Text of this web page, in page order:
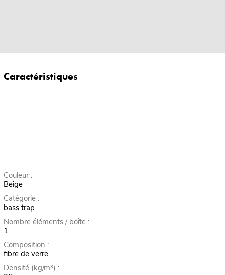
Caractéristiques
Couleur :
Beige
Catégorie :
bass trap
Nombre éléments / boîte :
1
Composition :
fibre de verre
Densité (kg/m³) :